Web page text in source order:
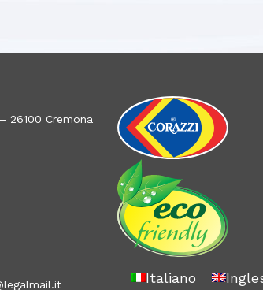
26100 Cremona
Italiano